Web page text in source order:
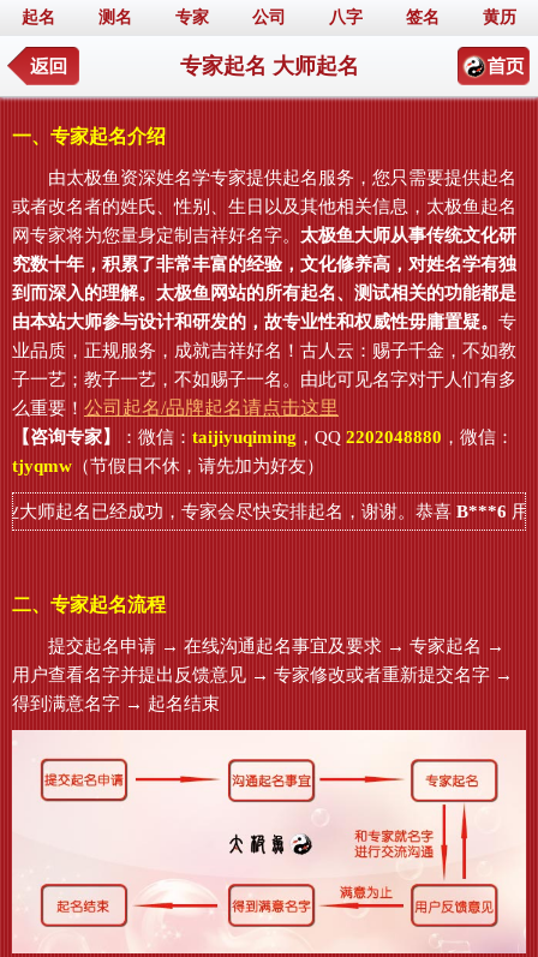
起名 测名 专家 公司 八字 签名 黄历
专家起名 大师起名
一、专家起名介绍
由太极鱼资深姓名学专家提供起名服务，您只需要提供起名
或者改名者的姓氏、性别、生日以及其他相关信息，太极鱼起名
网专家将为您量身定制吉祥好名字。 太极鱼大师从事传统文化研
究数十年，积累了非常丰富的经验，文化修养高，对姓名学有独
到而深入的理解。太极鱼网站的所有起名、测试相关的功能都是
由本站大师参与设计和研发的，故专业性和权威性毋庸置疑。 专
业品质，正规服务，成就吉祥好名！古人云：赐子千金，不如教
子一艺；教子一艺，不如赐子一名。由此可见名字对于人们有多
么重要！ 公司起名/品牌起名请点击这里
【咨询专家】 ：微信： taijiyuqiming ，QQ 2202048880 ，微信：
tjyqmw （节假日不休，请先加为好友）
师起名已经成功，专家会尽快安排起名，谢谢。恭喜B***6用户
二、专家起名流程
提交起名申请 → 在线沟通起名事宜及要求 → 专家起名 →
用户查看名字并提出反馈意见 → 专家修改或者重新提交名字 →
得到满意名字 → 起名结束